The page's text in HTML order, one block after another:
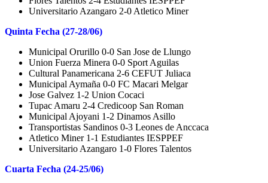
Universitario Azangaro 2-0 Atletico Miner
Quinta Fecha (27-28/06)
Municipal Orurillo 0-0 San Jose de Llungo
Union Fuerza Minera 0-0 Sport Aguilas
Cultural Panamericana 2-6 CEFUT Juliaca
Municipal Aymaña 0-0 FC Macari Melgar
Jose Galvez 1-2 Union Cocaci
Tupac Amaru 2-4 Credicoop San Roman
Municipal Ajoyani 1-2 Dinamos Asillo
Transportistas Sandinos 0-3 Leones de Anccaca
Atletico Miner 1-1 Estudiantes IESPPEF
Universitario Azangaro 1-0 Flores Talentos
Cuarta Fecha (24-25/06)